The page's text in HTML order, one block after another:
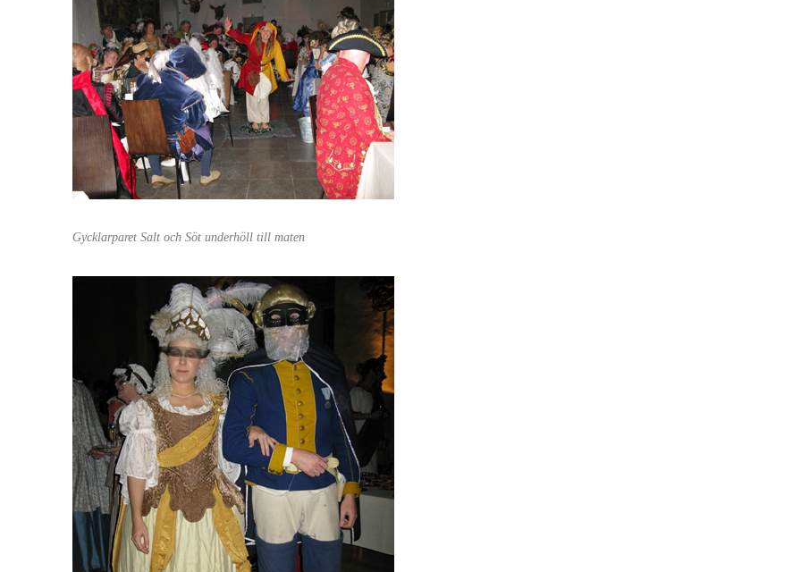
Gycklarparet Salt och Söt underhöll till maten